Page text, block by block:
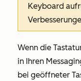
Keyboard
Wenn die
in Ihren
bei geöffneter